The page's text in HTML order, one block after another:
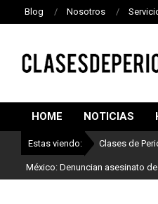
Blog Nosotros
DE
HOME NOTICIAS
Estas viendo: Clases de
México: Denuncian asesinato